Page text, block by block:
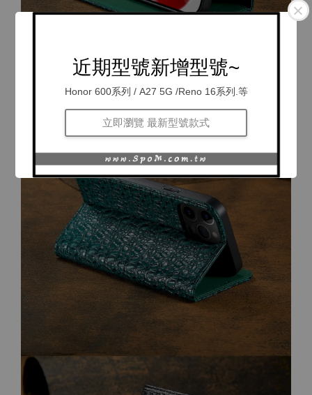
近期型號新增型號~
Honor 600系列 / A27 5G /Reno 16系列.等
立即瀏覽 最新型號款式